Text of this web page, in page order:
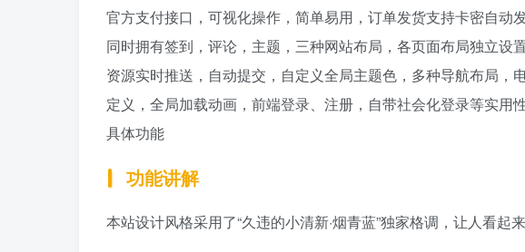
官方支付接口，可视化操作，简单易用，订单发货支持卡密自动
同时拥有签到，评论，主题，三种网站布局，各页面布局独立设
资源实时推送，自动提交，自定义全局主题色，多种导航布局，
定义，全局加载动画，前端登录、注册，自带社会化登录等实用
具体功能
功能讲解
本站设计风格采用了“久违的小清新·烟青蓝”独家格调，让人看起